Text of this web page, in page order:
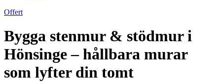
Offert
Bygga stenmur & stödmur i
Hönsinge – hållbara murar
som lyfter din tomt